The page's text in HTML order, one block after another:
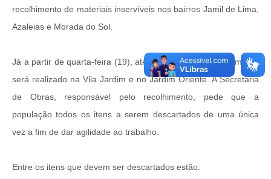
Editais
Links
recolhimento de materiais inservíveis nos bairros Jamil de Lima,
Azaleias e Morada do Sol.
Já a partir de quarta-feira (19), até sábado (22), o recolhimento
será realizado na Vila Jardim e no Jardim Oriente. A Secretaria
de Obras, responsável pelo recolhimento, pede que a
população todos os itens a serem descartados de uma única
vez a fim de dar agilidade ao trabalho.
Entre os itens que devem ser descartados estão: